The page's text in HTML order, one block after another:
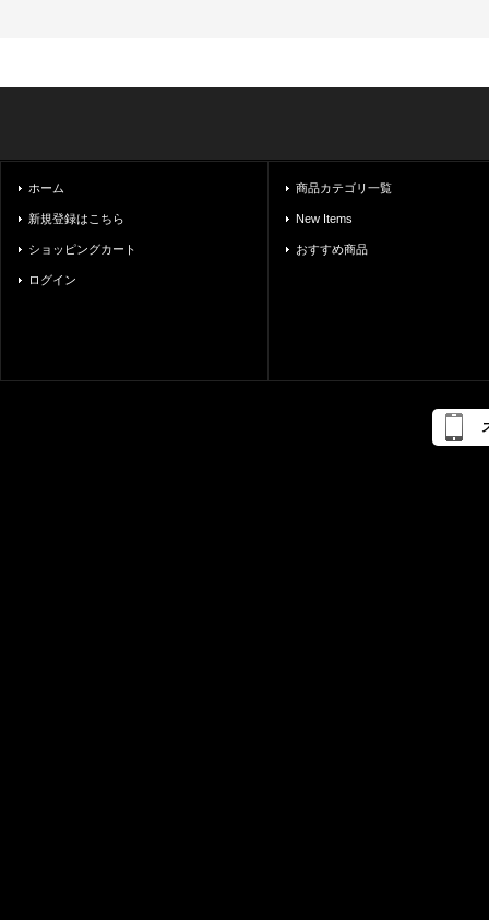
ホーム
新規登録はこちら
ショッピングカート
ログイン
商品カテゴリ一覧
New Items
おすすめ商品